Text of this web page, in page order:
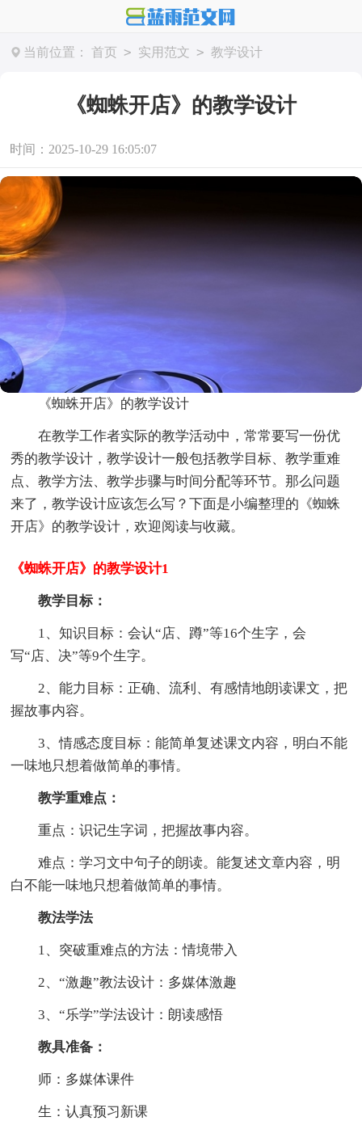
当前位置： 首页 > 实用范文 > 教学设计
《蜘蛛开店》的教学设计
时间：2025-10-29 16:05:07
《蜘蛛开店》的教学设计
在教学工作者实际的教学活动中，常常要写一份优
秀的教学设计，教学设计一般包括教学目标、教学重难
点、教学方法、教学步骤与时间分配等环节。那么问题
来了，教学设计应该怎么写？下面是小编整理的《蜘蛛
开店》的教学设计，欢迎阅读与收藏。
《蜘蛛开店》的教学设计1
教学目标：
1、知识目标：会认“店、蹲”等16个生字，会
写“店、决”等9个生字。
2、能力目标：正确、流利、有感情地朗读课文，把
握故事内容。
3、情感态度目标：能简单复述课文内容，明白不能
一味地只想着做简单的事情。
教学重难点：
重点：识记生字词，把握故事内容。
难点：学习文中句子的朗读。能复述文章内容，明
白不能一味地只想着做简单的事情。
教法学法
1、突破重难点的方法：情境带入
2、“激趣”教法设计：多媒体激趣
3、“乐学”学法设计：朗读感悟
教具准备：
师：多媒体课件
生：认真预习新课